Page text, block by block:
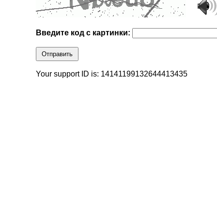
Введите код с картинки:
Отправить
Your support ID is: 14141199132644413435